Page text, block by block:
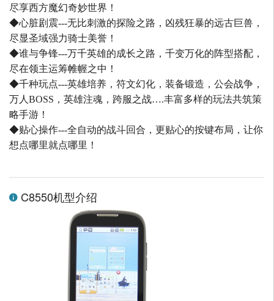
尽享西方魔幻奇妙世界！
◆心脏剧震---无比刺激的探险之路，凶残狂暴的远古巨兽，
尽显圣域强力骑士美誉！
◆谁与争锋---万千英雄的成长之路，千变万化的阵型搭配，
尽在领主运筹帷幄之中！
◆千种玩点---英雄培养，符文幻化，装备锻造，公会战争，
万人BOSS，英雄注魂，跨服之战….丰富多样的玩法共筑策
略手游！
◆贴心操作---全自动的战斗回合，更贴心的按键布局，让你
想点哪里就点哪里！
C8550机型介绍